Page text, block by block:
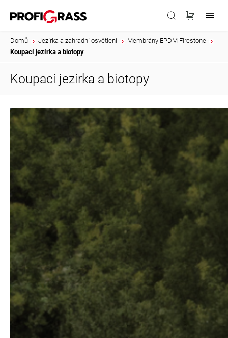
Domů Jezírka a zahradní osvětlení Membrány EPDM Firestone
Koupací jezírka a biotopy
Koupací jezírka a biotopy